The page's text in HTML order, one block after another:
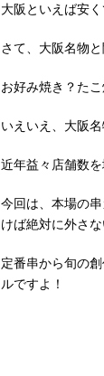
大阪といえば安
さて、大阪名物
お好み焼き？たこ
いえいえ、大阪
近年益々店舗数
今回は、本場の
けば絶対に外さ
定番串から旬の
ルですよ！